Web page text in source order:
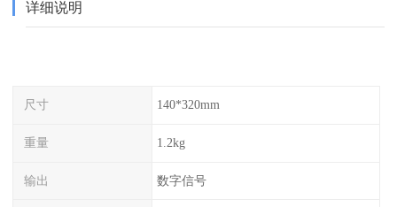
详细说明
尺寸 140*320mm
重量 1.2kg
输出 数字信号